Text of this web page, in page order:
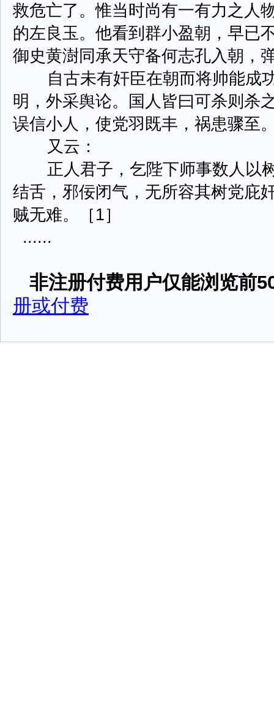
救危亡了。惟当时尚有一有力之人
的左良玉。他看到群小盈朝，早已
御史黄澍同承天守备何志孔入朝，
自古未有奸臣在朝而将帅能成
明，外采舆论。国人皆曰可杀则杀
误信小人，使党羽既丰，祸患骤至
又云：
正人君子，乞陛下师事数人以
结舌，邪佞闭气，无所容其树党庇
贼无难。［1］
......
非注册付费用户仅能浏览前
册或付费